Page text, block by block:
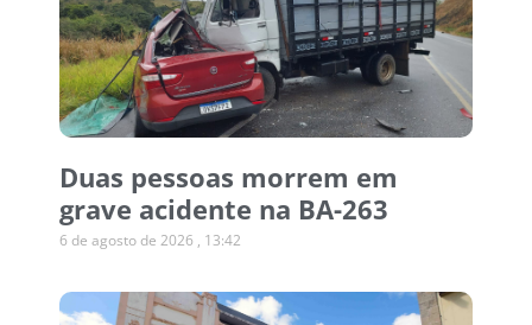
Duas pessoas morrem em
grave acidente na BA-263
6 de agosto de 2026 13:42